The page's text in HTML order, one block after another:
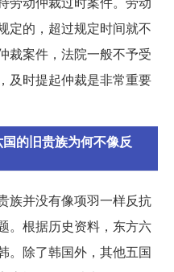
定的，超过规定时间就不
裁案件，法院一般不予受
及时提起仲裁是非常重要
的旧贵族为何不像反
族并没有像项羽一样反抗
。根据历史资料，东方六
。除了韩国外，其他五国